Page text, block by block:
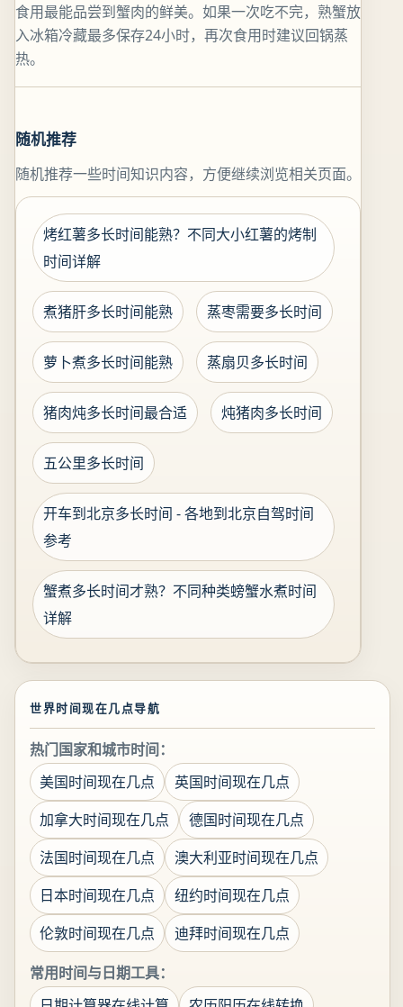
食用最能品尝到蟹肉的鲜美。如果一次吃不完，熟蟹放
入冰箱冷藏最多保存24小时，再次食用时建议回锅蒸
热。
随机推荐
随机推荐一些时间知识内容，方便继续浏览相关页面。
烤红薯多长时间能熟？不同大小红薯的烤制
时间详解
煮猪肝多长时间能熟 蒸枣需要多长时间
萝卜煮多长时间能熟 蒸扇贝多长时间
猪肉炖多长时间最合适 炖猪肉多长时间
五公里多长时间
开车到北京多长时间 - 各地到北京自驾时间
参考
蟹煮多长时间才熟？不同种类螃蟹水煮时间
详解
世界时间现在几点导航
热门国家和城市时间：
美国时间现在几点
英国时间现在几点
加拿大时间现在几点
德国时间现在几点
法国时间现在几点
澳大利亚时间现在几点
日本时间现在几点
纽约时间现在几点
伦敦时间现在几点
迪拜时间现在几点
常用时间与日期工具：